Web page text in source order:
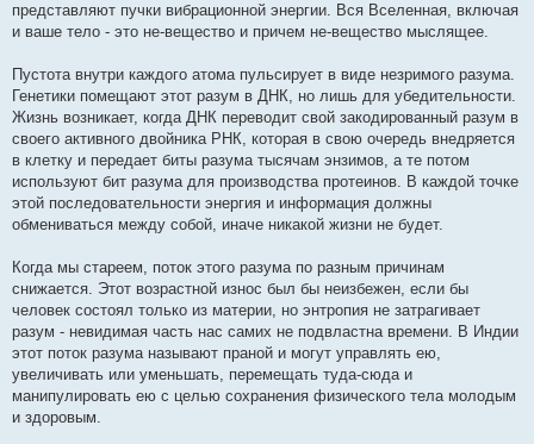
представляют пучки вибрационной энергии. Вся Вселенная, включая
и ваше тело - это не-вещество и причем не-вещество мыслящее.
Пустота внутри каждого атома пульсирует в виде незримого разума.
Генетики помещают этот разум в ДНК, но лишь для убедительности.
Жизнь возникает, когда ДНК переводит свой закодированный разум в
своего активного двойника РНК, которая в свою очередь внедряется
в клетку и передает биты разума тысячам энзимов, а те потом
используют бит разума для производства протеинов. В каждой точке
этой последовательности энергия и информация должны
обмениваться между собой, иначе никакой жизни не будет.
Когда мы стареем, поток этого разума по разным причинам
снижается. Этот возрастной износ был бы неизбежен, если бы
человек состоял только из материи, но энтропия не затрагивает
разум - невидимая часть нас самих не подвластна времени. В Индии
этот поток разума называют праной и могут управлять ею,
увеличивать или уменьшать, перемещать туда-сюда и
манипулировать ею с целью сохранения физического тела молодым
и здоровым.